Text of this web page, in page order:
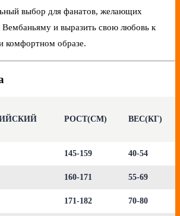
выбор для фанатов, желающих
и выразить свою любовь к
комфортном образе.
РОСТ(СМ) ВЕС(КГ)
145-159 40-54
160-171 55-69
171-182 70-80